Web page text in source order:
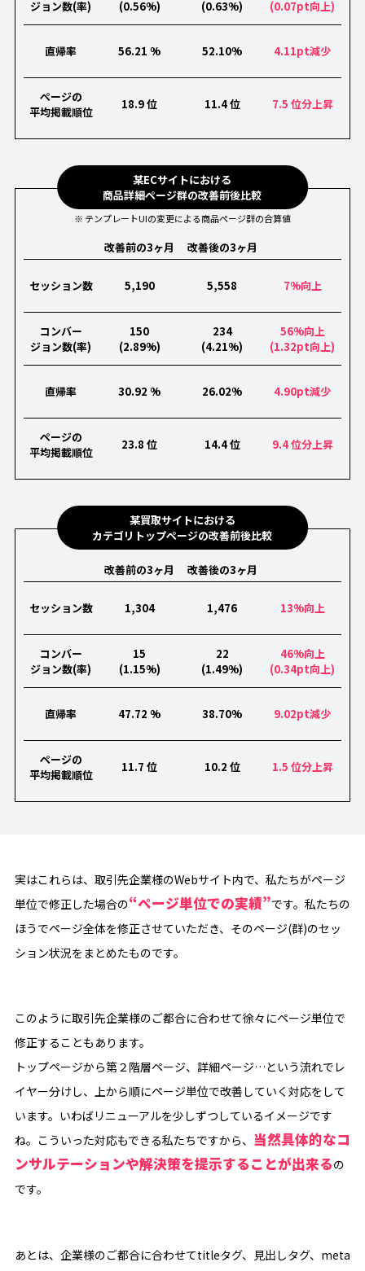
ジョン数(率)
(0.56%)
(0.63%)
(0.07pt向上)
直帰率 56.21 % 52.10% 4.11pt減少
ページの
平均掲載順位
18.9 位 11.4 位 7.5 位分上昇
某ECサイトにおける
商品詳細ページ群の改善前後比較
※ テンプレートUIの変更による商品ページ群の合算値
改善前の3ヶ月 改善後の3ヶ月
セッション数 5,190 5,558 7%向上
コンバー
ジョン数(率)
150
(2.89%)
234
(4.21%)
56%向上
(1.32pt向上)
直帰率 30.92 % 26.02% 4.90pt減少
ページの
平均掲載順位
23.8 位 14.4 位 9.4 位分上昇
某買取サイトにおける
カテゴリトップページの改善前後比較
改善前の3ヶ月 改善後の3ヶ月
セッション数 1,304 1,476 13%向上
コンバー
ジョン数(率)
15
(1.15%)
22
(1.49%)
46%向上
(0.34pt向上)
直帰率 47.72 % 38.70% 9.02pt減少
ページの
平均掲載順位
11.7 位 10.2 位 1.5 位分上昇
実はこれらは、取引先企業様のWebサイト内で、私たちがページ
単位で修正した場合の“ページ単位での実績”です。私たちの
ほうでページ全体を修正させていただき、そのページ(群)のセッ
ション状況をまとめたものです。
このように取引先企業様のご都合に合わせて徐々にページ単位で
修正することもあります。
トップページから第２階層ページ、詳細ページ…という流れでレ
イヤー分けし、上から順にページ単位で改善していく対応をして
います。いわばリニューアルを少しずつしているイメージです
ね。こういった対応もできる私たちですから、 当然具体的なコ
ンサルテーションや解決策を提示することが出来るの
です。
あとは、企業様のご都合に合わせてtitleタグ、見出しタグ、meta